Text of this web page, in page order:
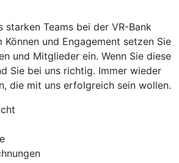
starken Teams bei der VR-Bank
Können und Engagement setzen Sie
und Mitglieder ein. Wenn Sie diese
Sie bei uns richtig. Immer wieder
die mit uns erfolgreich sein wollen.